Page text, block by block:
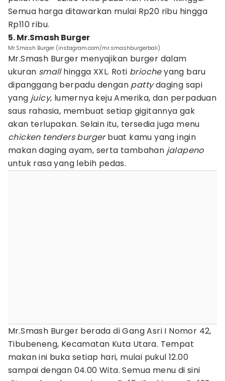
Semua harga ditawarkan mulai Rp20 ribu hingga
Rp110 ribu.
5. Mr.Smash Burger
Mr.Smash Burger (instagram.com/mr.smashburgerbali)
Mr.Smash Burger menyajikan burger dalam
ukuran smallhingga XXL. Roti briocheyang baru
dipanggang berpadu dengan pattydaging sapi
yang juicy, lumernya keju Amerika, dan perpaduan
saus rahasia, membuat setiap gigitannya gak
akan terlupakan. Selain itu, tersedia juga menu
chicken tenders burgerbuat kamu yang ingin
makan daging ayam, serta tambahan jalapeno
untuk rasa yang lebih pedas.
Mr.Smash Burger berada di Gang Asri I Nomor 42,
Tibubeneng, Kecamatan Kuta Utara. Tempat
makan ini buka setiap hari, mulai pukul 12.00
sampai dengan 04.00 Wita. Semua menu di sini